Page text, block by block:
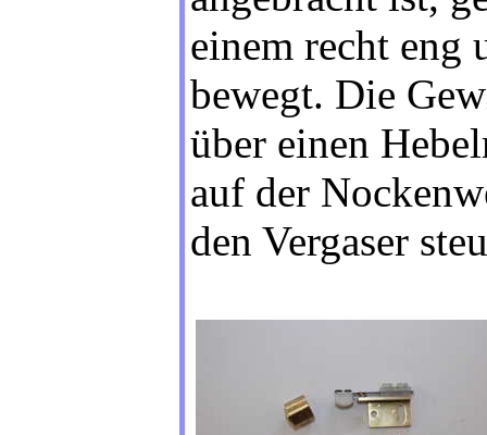
einem recht eng
bewegt. Die
über einen
auf der
den Vergaser